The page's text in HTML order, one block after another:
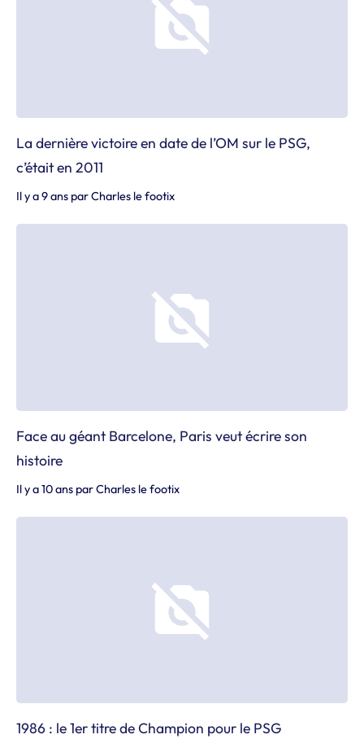
La dernière victoire en date de l’OM sur le PSG,
c’était en 2011
Il y a 9 ans parCharles le footix
Face au géant Barcelone, Paris veut écrire son
histoire
Il y a 10 ans parCharles le footix
1986 : le 1er titre de Champion pour le PSG